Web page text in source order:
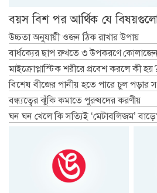
বয়স বিশ পর আর্থিক যে
উচ্চতা অনুযায়ী ওজন ঠিক রাখার উপায়
বার্ধক্যের ছাপ রুখতে ৩ উপকরণে
মাইক্রোপ্লাস্টিক শরীরে প্রবেশ করলে কী
বিশেষ বীজের পানীয় হতে পারে চুল পড়ার
বন্ধ্যত্বের ঝুঁকি কমাতে পুরুষদের করণীয়
ঘন ঘন খেলে কি সত্যিই ‘মেটাবলিজম’